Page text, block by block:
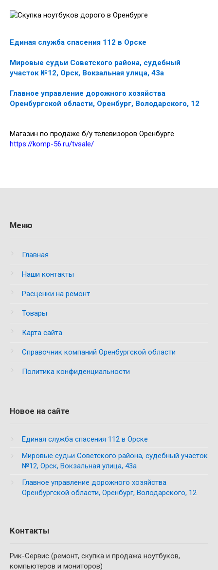
Единая служба спасения 112 в Орске
Мировые судьи Советского района, судебный
участок №12, Орск, Вокзальная улица, 43а
Главное управление дорожного хозяйства
Оренбургской области, Оренбург, Володарского, 12
Магазин по продаже б/у телевизоров Оренбурге
https://komp-56.ru/tvsale/
Меню
Главная
Наши контакты
Расценки на ремонт
Товары
Карта сайта
Справочник компаний Оренбургской области
Политика конфиденциальности
Новое на сайте
Единая служба спасения 112 в Орске
Мировые судьи Советского района, судебный участок
№12, Орск, Вокзальная улица, 43а
Главное управление дорожного хозяйства
Оренбургской области, Оренбург, Володарского, 12
Контакты
Рик-Сервис (ремонт, скупка и продажа ноутбуков,
компьютеров и мониторов)